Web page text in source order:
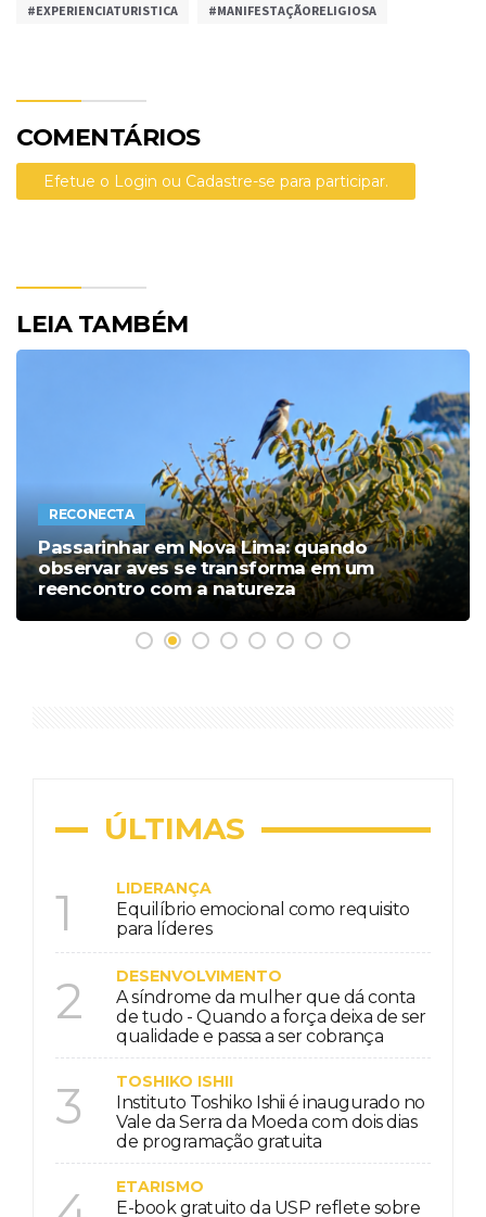
#EXPERIENCIATURISTICA #MANIFESTAÇÃORELIGIOSA
COMENTÁRIOS
Efetue o Login ou Cadastre-se para participar.
LEIA TAMBÉM
RECONECTA
Passarinhar em Nova Lima: quando
observar aves se transforma em um
reencontro com a natureza
ÚLTIMAS
1 LIDERANÇA
Equilíbrio emocional como requisito
para líderes
2 DESENVOLVIMENTO
A síndrome da mulher que dá conta
de tudo - Quando a força deixa de ser
qualidade e passa a ser cobrança
3 TOSHIKO ISHII
Instituto Toshiko Ishii é inaugurado no
Vale da Serra da Moeda com dois dias
de programação gratuita
ETARISMO
E-book gratuito da USP reflete sobre